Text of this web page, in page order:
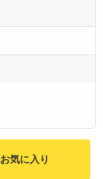
お気に入り